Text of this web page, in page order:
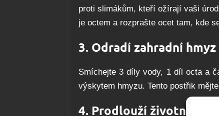
proti slimákům, kteří ožírají vaši
je octem a rozprašte ocet tam, kde
3. Odradí zahradní hmyz
Smíchejte 3 díly vody, 1 díl octa a
výskytem hmyzu. Tento postřik
4. Prodlouží životnost